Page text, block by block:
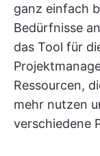
ganz einfach
Bedürfnisse
das Tool für
Ressourcen,
mehr nutzen
verschiedene